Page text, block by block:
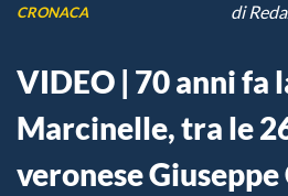
CRONACA di
VIDEO | 70 anni fa
Marcinelle, tra le
veronese Giuseppe